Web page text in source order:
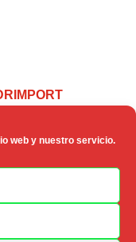
web y nuestro servicio.